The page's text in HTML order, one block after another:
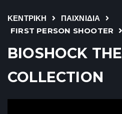
ΚΕΝΤΡΙΚΗ
ΠΑΙΧΝΙΔΙΑ
FIRST PERSON SHOOTER
BIOSHOCK THE
COLLECTION